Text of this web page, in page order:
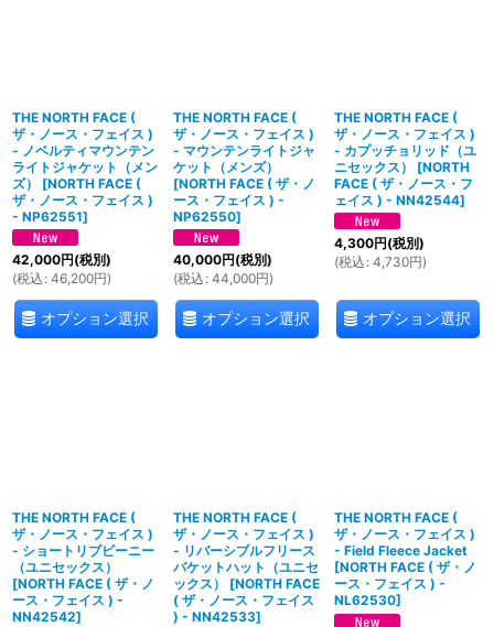
THE NORTH FACE (
ザ・ノース・フェイス )
- ノベルティマウンテン
ライトジャケット（メン
ズ）
[NORTH FACE (
ザ・ノース・フェイス )
- NP62551]
42,000円(税別)
(税込 : 46,200円)
オプション選択
THE NORTH FACE (
ザ・ノース・フェイス )
- マウンテンライトジャ
ケット（メンズ）
[NORTH FACE ( ザ・ノ
ース・フェイス ) -
NP62550]
40,000円(税別)
(税込 : 44,000円)
オプション選択
THE NORTH FACE (
ザ・ノース・フェイス )
- カプッチョリッド（ユ
ニセックス）
[NORTH
FACE ( ザ・ノース・フ
ェイス ) - NN42544]
4,300円(税別)
(税込 : 4,730円)
オプション選択
THE NORTH FACE (
ザ・ノース・フェイス )
- ショートリブビーニー
（ユニセックス）
[NORTH FACE ( ザ・ノ
ース・フェイス ) -
NN42542]
THE NORTH FACE (
ザ・ノース・フェイス )
- リバーシブルフリース
バケットハット（ユニセ
ックス）
[NORTH FACE
( ザ・ノース・フェイス
) - NN42533]
THE NORTH FACE (
ザ・ノース・フェイス )
- Field Fleece Jacket
[NORTH FACE ( ザ・ノ
ース・フェイス ) -
NL62530]